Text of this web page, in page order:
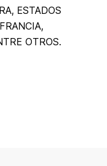
ESTADOS
OTROS.